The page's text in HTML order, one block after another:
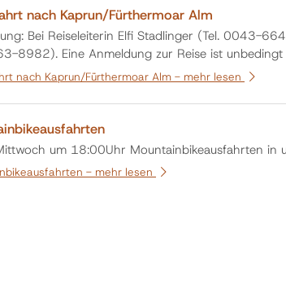
nach Kaprun/Fürthermoar Alm
Bei Reiseleiterin Elfi Stadlinger (Tel. 0043-
8982). Eine Anmeldung zur Reise ist
nach Kaprun/Fürthermoar Alm - mehr lesen
um 18:00Uhr Mountainbikeausfahrten in
- mehr lesen